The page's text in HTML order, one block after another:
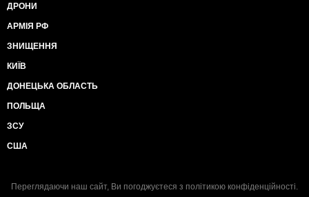
ДРОНИ
АРМІЯ РФ
ЗНИЩЕННЯ
КИЇВ
ДОНЕЦЬКА ОБЛАСТЬ
ПОЛЬЩА
ЗСУ
США
Переглядаючи наш сайт, Ви погоджуєтеся з політикою конфіденційності.